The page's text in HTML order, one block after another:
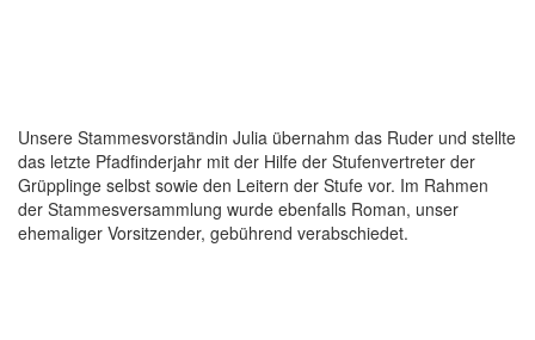
Unsere Stammesvorständin Julia übernahm das Ruder und stellte
das letzte Pfadfinderjahr mit der Hilfe der Stufenvertreter der
Grüpplinge selbst sowie den Leitern der Stufe vor. Im Rahmen
der Stammesversammlung wurde ebenfalls Roman, unser
ehemaliger Vorsitzender, gebührend verabschiedet.